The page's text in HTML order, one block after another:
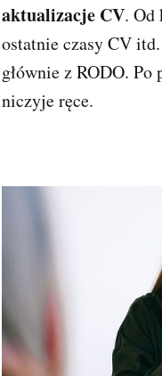
aktualizacje CV. Od
ostatnie czasy CV
głównie z RODO.
niczyje ręce.